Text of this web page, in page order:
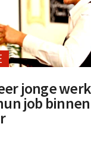
jonge
job